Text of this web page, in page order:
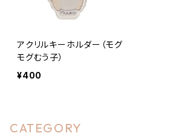
アクリルキーホルダー（モグ
モグむう子）
¥400
CATEGORY